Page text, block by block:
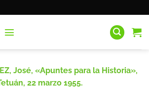
José, «Apuntes para la Historia»,
22 marzo 1955.